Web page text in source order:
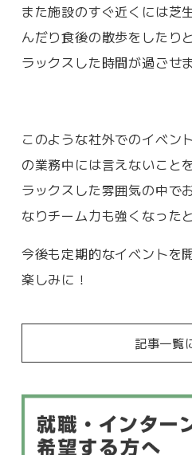
また施設のすぐ近くには芝
んだり食後の散歩をしたり
ラックスした時間が過ごせ
このような社外でのイベン
の業務中には言えないこと
ラックスした雰囲気の中で
なりチーム力も強くなった
今後も定期的なイベントを
楽しみに！
記事一覧